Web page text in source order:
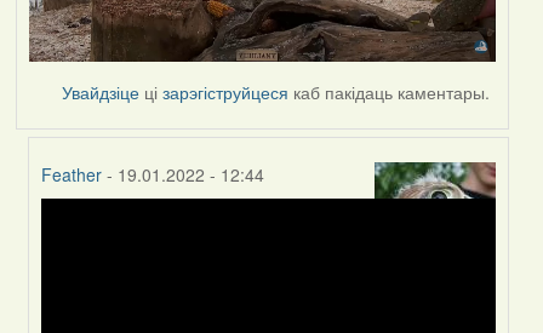
Увайдзіце цізарэгіструйцеся каб пакідаць каментары.
Feather - 19.01.2022 - 12:44